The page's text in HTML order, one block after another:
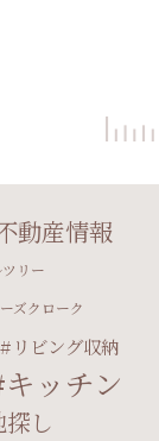
動産情報
リー
ズクローク
リビング収納
キッチン
探し